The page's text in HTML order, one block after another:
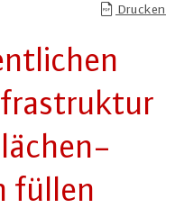
Drucken
füllen